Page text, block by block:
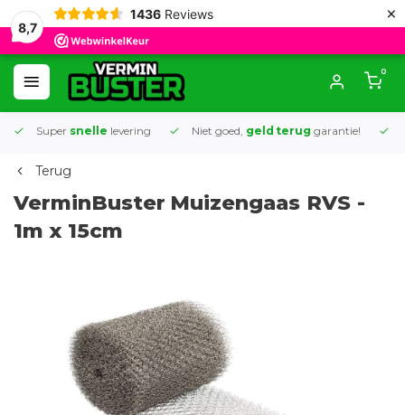
8,7
1436 Reviews ×
0
Super snelle levering Niet goed, geld terug garantie!
Terug
VerminBuster Muizengaas RVS -
1m x 15cm